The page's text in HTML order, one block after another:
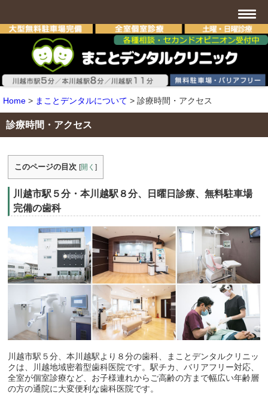
Home > まことデンタルについて > 診療時間・アクセス
診療時間・アクセス
このページの目次 [開く]
川越市駅５分・本川越駅８分、日曜日診療、無料駐車場
完備の歯科
川越市駅５分、本川越駅より８分の歯科、まことデンタルクリニッ
クは、川越地域密着型歯科医院です。駅チカ、バリアフリー対応、
全室が個室診療など、お子様連れからご高齢の方まで幅広い年齢層
の方の通院に大変便利な歯科医院です。